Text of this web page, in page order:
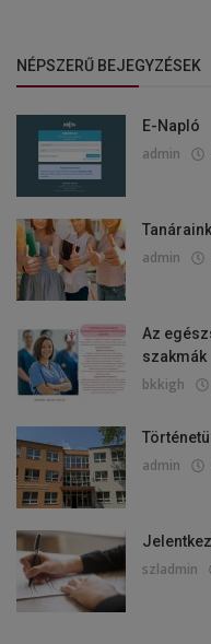
NÉPSZERŰ BEJEGYZÉSEK
E-Napló
admin
Tanáraink
admin
Az
szakmák
bkkigh
admin
szladmin